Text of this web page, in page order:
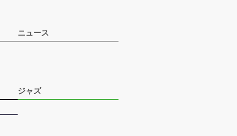
ニュース
ジャズ